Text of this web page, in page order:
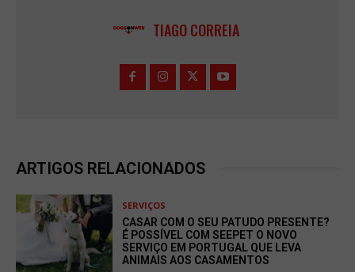
TIAGO CORREIA
ARTIGOS RELACIONADOS
SERVIÇOS
CASAR COM O SEU PATUDO PRESENTE?
É POSSÍVEL COM SEEPET O NOVO
SERVIÇO EM PORTUGAL QUE LEVA
ANIMAIS AOS CASAMENTOS